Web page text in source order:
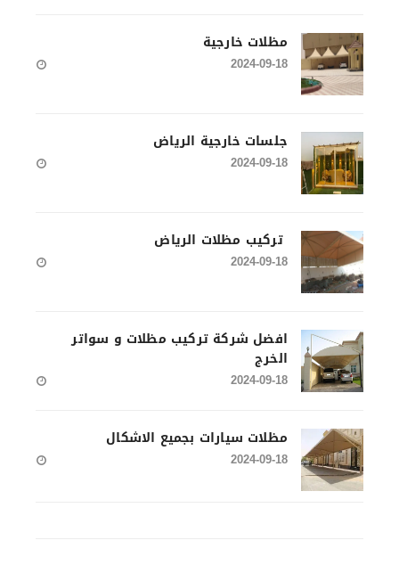
مظلات خارجية
2024-09-18
جلسات خارجية الرياض
2024-09-18
تركيب مظلات الرياض
2024-09-18
افضل شركة تركيب مظلات و سواتر
الخرج
2024-09-18
مظلات سيارات بجميع الاشكال
2024-09-18